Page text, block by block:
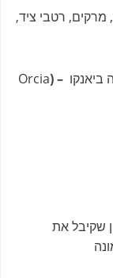
רטבי ציד,
ביאנקו – (
Orcia
שקיבל את